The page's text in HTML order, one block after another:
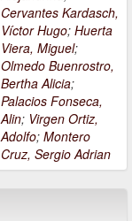
Cervantes Kardasch,
Víctor Hugo; Huerta
Viera, Miguel;
Olmedo Buenrostro,
Bertha Alicia;
Palacios Fonseca,
Alin; Virgen Ortiz,
Adolfo; Montero
Cruz, Sergio Adrian